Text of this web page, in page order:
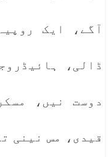
آگے، ایک
ڈالی،
دوست نیں،
قیدی، مس نینی